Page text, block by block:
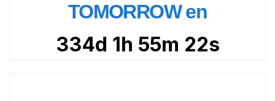
TOMORROW en
334d 1h 55m 21s